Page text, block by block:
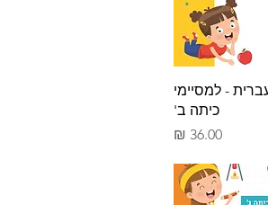
- למסיימי
כיתה ב'
מחיר